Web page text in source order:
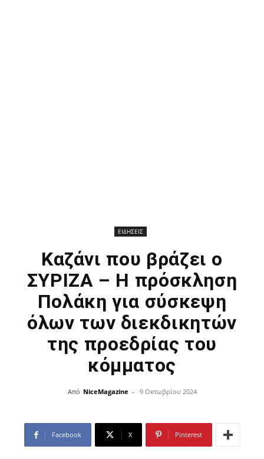
ΕΙΔΗΣΕΙΣ
Καζάνι που βράζει ο
ΣΥΡΙΖΑ – Η πρόσκληση
Πολάκη για σύσκεψη
όλων των διεκδικητών
της προεδρίας του
κόμματος
Από NiceMagazine - 9 Οκτωβρίου 2024
Facebook X Pinterest